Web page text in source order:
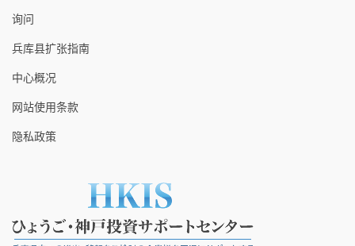
询问
兵库县扩张指南
中心概况
网站使用条款
隐私政策